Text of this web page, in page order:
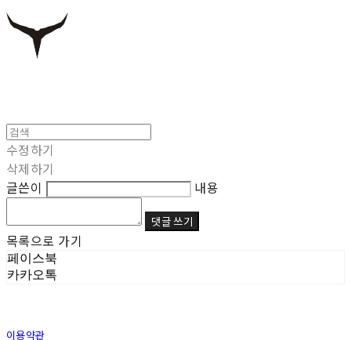
수정하기
삭제하기
글쓴이
내용
댓글 쓰기
목록으로 가기
페이스북
카카오톡
이용약관